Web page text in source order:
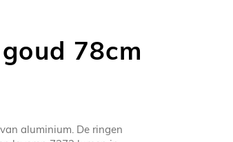
78cm
aluminium. De ringen